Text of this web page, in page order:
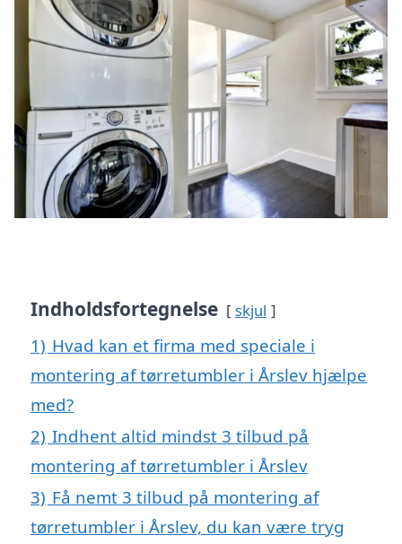
Indholdsfortegnelse skjul
1) Hvad kan et firma med speciale i
montering af tørretumbler i Årslev hjælpe
med?
2) Indhent altid mindst 3 tilbud på
montering af tørretumbler i Årslev
3) Få nemt 3 tilbud på montering af
tørretumbler i Årslev, du kan være tryg